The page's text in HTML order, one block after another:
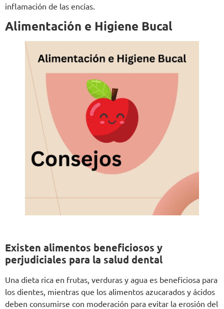
inflamación de las encías.
Alimentación e Higiene Bucal
Existen alimentos beneficiosos y
perjudiciales para la salud dental
Una dieta rica en frutas, verduras y agua es beneficiosa para
los dientes, mientras que los alimentos azucarados y ácidos
deben consumirse con moderación para evitar la erosión del